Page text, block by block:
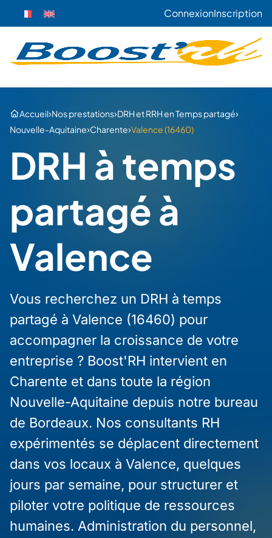
ConnexionInscription
Accueil›Nos prestations›DRH et RRH en Temps partagé›
Nouvelle-Aquitaine›Charente›Valence (16460)
DRH à temps
partagé à
Valence
Vous recherchez un DRH à temps
partagé à Valence (16460) pour
accompagner la croissance de votre
entreprise ? Boost'RH intervient en
Charente et dans toute la région
Nouvelle-Aquitaine depuis notre bureau
de Bordeaux. Nos consultants RH
expérimentés se déplacent directement
dans vos locaux à Valence, quelques
jours par semaine, pour structurer et
piloter votre politique de ressources
humaines. Administration du personnel,